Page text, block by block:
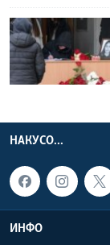
НАКУСО...
ИНФО